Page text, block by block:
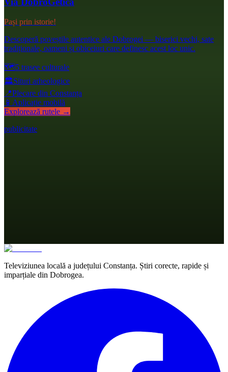
Pași prin istorie!
Descoperă poveștile autentice ale Dobrogei — biserici vechi, sate
tradiționale, oameni și obiceiuri care definesc acest loc unic.
🗺️5 trasee culturale
🏛️Situri arheologice
📍Plecare din Constanța
📱 Aplicație mobilă
Explorează rutele →
publicitate
Televiziunea locală a județului Constanța. Știri corecte, rapide și
imparțiale din Dobrogea.